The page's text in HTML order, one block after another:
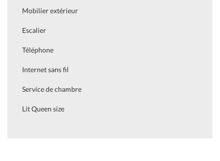
Mobilier extérieur
Escalier
Téléphone
Internet sans fil
Service de chambre
Lit Queen size